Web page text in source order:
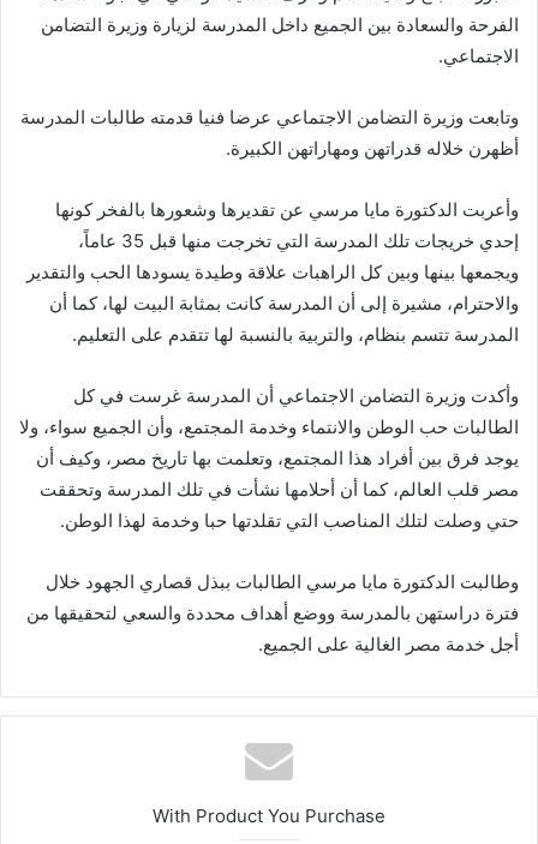
الفرحة والسعادة بين الجميع داخل المدرسة لزيارة وزيرة التضامن
الاجتماعي.
وتابعت وزيرة التضامن الاجتماعي عرضا فنيا قدمته طالبات المدرسة
أظهرن خلاله قدراتهن ومهاراتهن الكبيرة.
وأعربت الدكتورة مايا مرسي عن تقديرها وشعورها بالفخر كونها
إحدي خريجات تلك المدرسة التي تخرجت منها قبل 35 عاماً،
ويجمعها بينها وبين كل الراهبات علاقة وطيدة يسودها الحب والتقدير
والاحترام، مشيرة إلى أن المدرسة كانت بمثابة البيت لها، كما أن
المدرسة تتسم بنظام، والتربية بالنسبة لها تتقدم على التعليم.
وأكدت وزيرة التضامن الاجتماعي أن المدرسة غرست في كل
الطالبات حب الوطن والانتماء وخدمة المجتمع، وأن الجميع سواء، ولا
يوجد فرق بين أفراد هذا المجتمع، وتعلمت بها تاريخ مصر، وكيف أن
مصر قلب العالم، كما أن أحلامها نشأت في تلك المدرسة وتحققت
حتي وصلت لتلك المناصب التي تقلدتها حبا وخدمة لهذا الوطن.
وطالبت الدكتورة مايا مرسي الطالبات ببذل قصاري الجهود خلال
فترة دراستهن بالمدرسة ووضع أهداف محددة والسعي لتحقيقها من
أجل خدمة مصر الغالية على الجميع.
With Product You Purchase